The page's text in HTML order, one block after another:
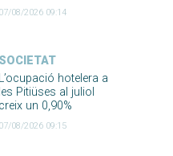
07/08/2026 09:14
SOCIETAT
L’ocupació hotelera a
les Pitiüses al juliol
creix un 0,90%
07/08/2026 09:15